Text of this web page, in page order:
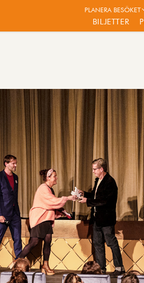
BILJETTER
PLANERA BESÖKET